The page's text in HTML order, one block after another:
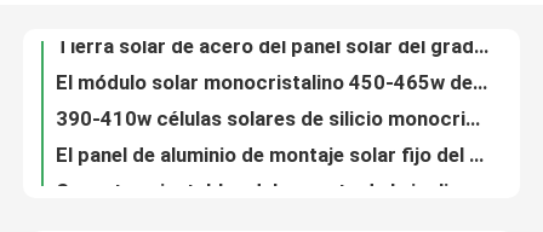
Sobre nosotros
Soportes ajustables del soporte de la inclinación del panel solar A2-A70, soporte solar de aluminio del tejado de teja
Carril comercial fotovoltaico menos los soportes de aluminio residenciales del panel del soporte solar
La base concreta picovoltio del solo de la columna Carport solar de acero del HDG estructura
Sistema de aluminio del estacionamiento del Carport fotovoltaico del panel solar de 4 columnas